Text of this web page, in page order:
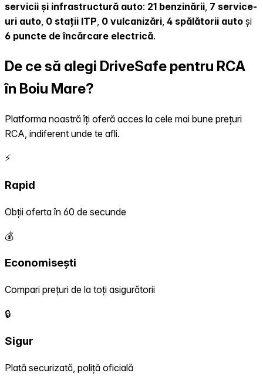
servicii și infrastructură auto: 21 benzinării, 7 service-
uri auto, 0 stații ITP, 0 vulcanizări, 4 spălătorii auto și
6 puncte de încărcare electrică.
De ce să alegi DriveSafe pentru RCA
în Boiu Mare?
Platforma noastră îți oferă acces la cele mai bune prețuri
RCA, indiferent unde te afli.
⚡
Rapid
Obții oferta în 60 de secunde
💰
Economisești
Compari prețuri de la toți asigurătorii
🔒
Sigur
Plată securizată, poliță oficială